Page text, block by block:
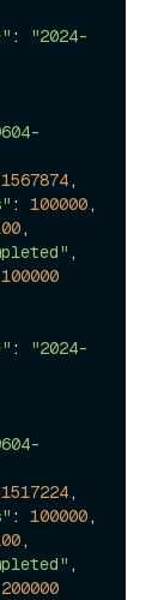
:
"2024-
,
: 100000 ,
,
,
100000
:
"2024-
,
: 100000 ,
,
,
200000